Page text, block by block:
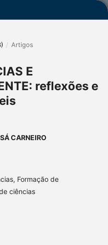
/ Artigos
E
reflexões e
CARNEIRO
Formação de
ciências